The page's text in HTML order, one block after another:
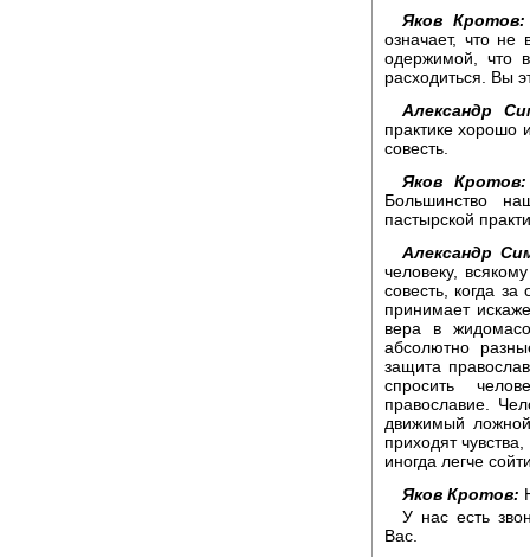
Яков Кротов:
означает, что не
одержимой, что
расходиться. Вы
Александр
практике хорошо
совесть.
Яков Кротов:
Большинство
пастырской
Александр
человеку,
совесть, когда
принимает
вера в
абсолютно
защита
спросить
православие.
движимый
приходят
иногда легче
Яков Кротов:
У нас есть
Вас.